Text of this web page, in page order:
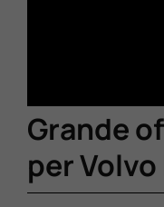
Grande
per Volvo